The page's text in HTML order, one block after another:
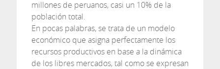
millones de peruanos, casi un 10% de la
población total.
En pocas palabras, se trata de un modelo
económico que asigna perfectamente los
recursos productivos en base a la dinámica
de los libres mercados, tal como se expresan